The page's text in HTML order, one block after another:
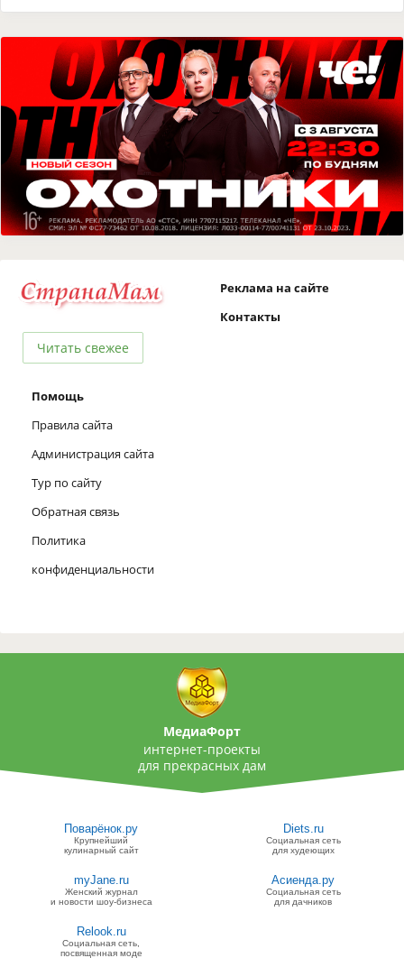
Читать свежее
Реклама на сайте
Контакты
Помощь
Правила сайта
Администрация сайта
Тур по сайту
Обратная связь
Политика
конфиденциальности
МедиаФорт
интернет-проекты
для прекрасных дам
Поварёнок.ру
Крупнейший
кулинарный сайт
Diets.ru
Социальная сеть
для худеющих
myJane.ru
Женский журнал
и новости шоу-бизнеса
Асиенда.ру
Социальная сеть
для дачников
Relook.ru
Социальная сеть,
посвященная моде